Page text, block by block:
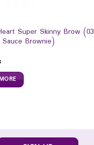
Super Skinny Brow (03
Brownie)